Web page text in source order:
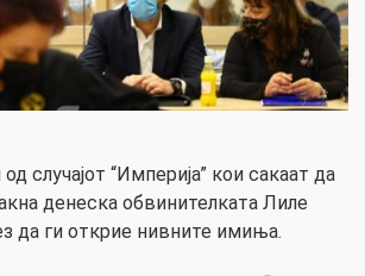
случајот “Империја” кои сакаат да
денеска обвинителката Лиле
да ги открие нивните имиња.